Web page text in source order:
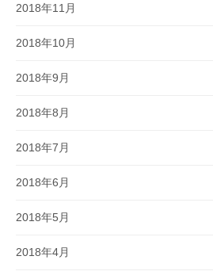
2018年11月
2018年10月
2018年9月
2018年8月
2018年7月
2018年6月
2018年5月
2018年4月